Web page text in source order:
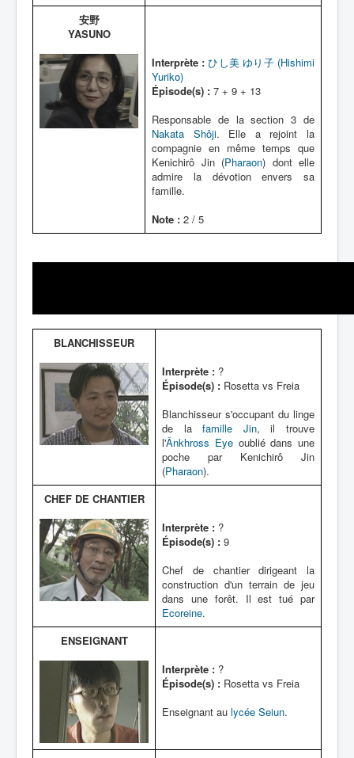
安野
YASUNO
Interprète : ひし美 ゆり子 (Hishimi
Yuriko)
Épisode(s) : 7 + 9 + 13
Responsable de la section 3 de
Nakata Shôji. Elle a rejoint la
compagnie en même temps que
Kenichirô Jin (Pharaon) dont elle
admire la dévotion envers sa
famille.
Note : 2 / 5
BLANCHISSEUR
Interprète : ?
Épisode(s) : Rosetta vs Freia
Blanchisseur s'occupant du linge
de lafamille Jin, il trouve
l'Ânkhross Eyeoublié dans une
poche par Kenichirô Jin
(Pharaon).
CHEF DE CHANTIER
Interprète : ?
Épisode(s) : 9
Chef de chantier dirigeant la
construction d'un terrain de jeu
dans une forêt. Il est tué par
Ecoreine.
ENSEIGNANT
Interprète : ?
Épisode(s) : Rosetta vs Freia
Enseignant au lycée Seiun.